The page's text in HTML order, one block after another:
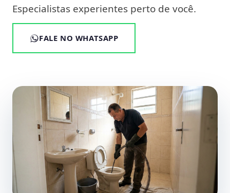
Especialistas experientes perto de você.
FALE NO WHATSAPP